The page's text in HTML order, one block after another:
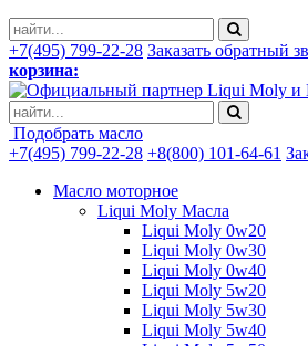
+7(495) 799-22-28 Заказать обратный
корзина:
Подобрать масло
+7(495) 799-22-28 +8(800) 101-64-61
Масло моторное
Liqui Moly Масла
Liqui Moly 0w20
Liqui Moly 0w30
Liqui Moly 0w40
Liqui Moly 5w20
Liqui Moly 5w30
Liqui Moly 5w40